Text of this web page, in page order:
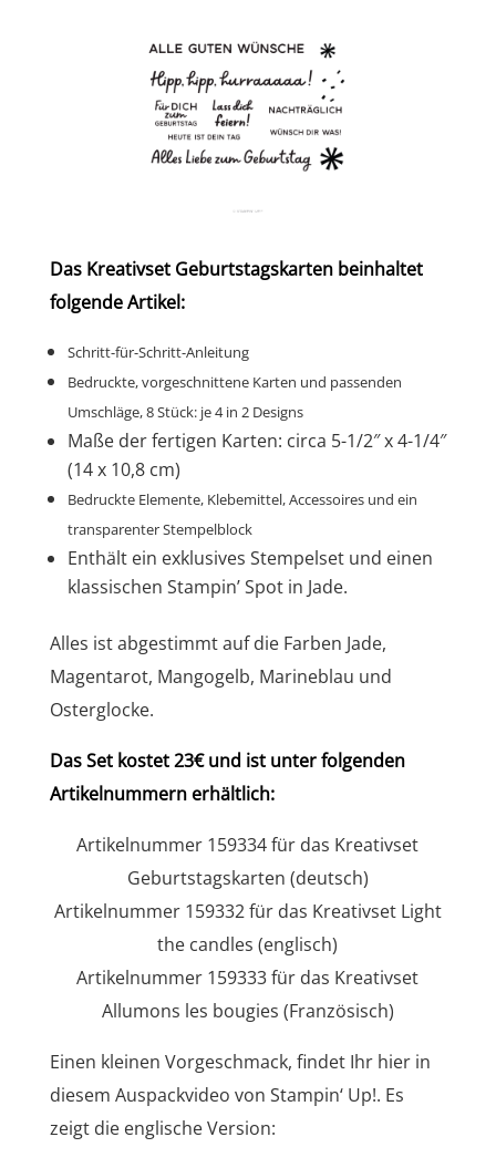
Das Kreativset Geburtstagskarten beinhaltet
folgende Artikel:
Schritt-für-Schritt-Anleitung
Bedruckte, vorgeschnittene Karten und passenden
Umschläge, 8 Stück: je 4 in 2 Designs
Maße der fertigen Karten: circa 5-1/2″ x 4-1/4″
(14 x 10,8 cm)
Bedruckte Elemente, Klebemittel, Accessoires und ein
transparenter Stempelblock
Enthält ein exklusives Stempelset und einen
klassischen Stampin’ Spot in Jade.
Alles ist abgestimmt auf die Farben Jade,
Magentarot, Mangogelb, Marineblau und
Osterglocke.
Das Set kostet 23€ und ist unter folgenden
Artikelnummern erhältlich:
Artikelnummer 159334 für das Kreativset
Geburtstagskarten (deutsch)
Artikelnummer 159332 für das Kreativset Light
the candles (englisch)
Artikelnummer 159333 für das Kreativset
Allumons les bougies (Französisch)
Einen kleinen Vorgeschmack, findet Ihr hier in
diesem Auspackvideo von Stampin‘ Up!. Es
zeigt die englische Version: